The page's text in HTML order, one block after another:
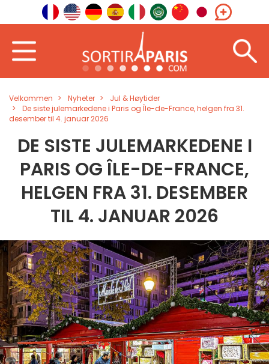
Velkommen Nyheter
Jul & Høytider
De siste julemarkedene i Paris og Île-de-France, helgen fra 31.
desember til 4. januar 2026
DE SISTE JULEMARKEDENE I
PARIS OG ÎLE-DE-FRANCE,
HELGEN FRA 31. DESEMBER
TIL 4. JANUAR 2026